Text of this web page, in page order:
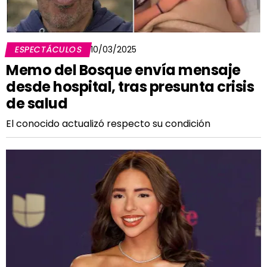
ESPECTÁCULOS 10/03/2025
Memo del Bosque envía mensaje
desde hospital, tras presunta crisis
de salud
El conocido actualizó respecto su condición